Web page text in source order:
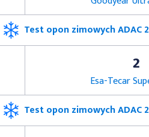
Test opon zimowych ADAC
2
Esa-Tecar
Test opon zimowych ADAC